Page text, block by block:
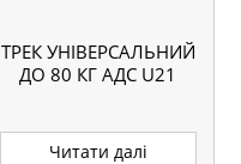
ТРЕК УНІВЕРСАЛЬНИЙ
ДО 80 КГ АДС U21
Читати далі